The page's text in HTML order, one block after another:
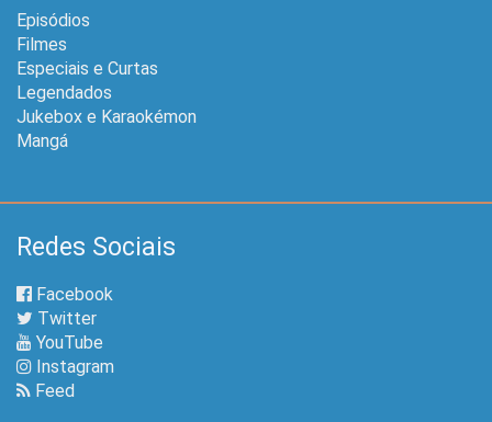
Episódios
Filmes
Especiais e Curtas
Legendados
Jukebox e Karaokémon
Mangá
Redes Sociais
Facebook
Twitter
YouTube
Instagram
Feed